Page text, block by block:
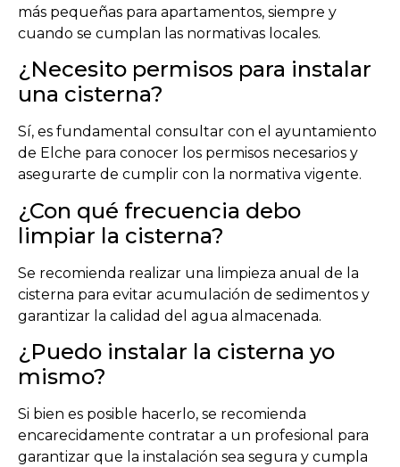
más pequeñas para apartamentos, siempre y
cuando se cumplan las normativas locales.
¿Necesito permisos para instalar
una cisterna?
Sí, es fundamental consultar con el ayuntamiento
de Elche para conocer los permisos necesarios y
asegurarte de cumplir con la normativa vigente.
¿Con qué frecuencia debo
limpiar la cisterna?
Se recomienda realizar una limpieza anual de la
cisterna para evitar acumulación de sedimentos y
garantizar la calidad del agua almacenada.
¿Puedo instalar la cisterna yo
mismo?
Si bien es posible hacerlo, se recomienda
encarecidamente contratar a un profesional para
garantizar que la instalación sea segura y cumpla